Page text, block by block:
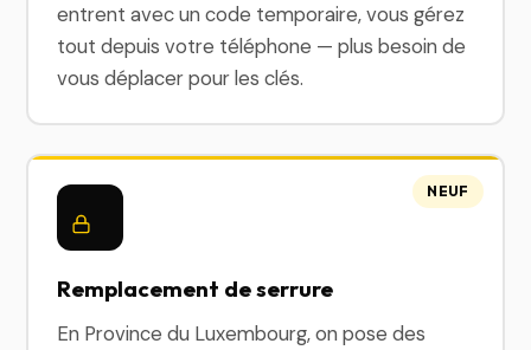
entrent avec un code temporaire, vous gérez
tout depuis votre téléphone — plus besoin de
vous déplacer pour les clés.
Remplacement de serrure
En Province du Luxembourg, on pose des
NEUF